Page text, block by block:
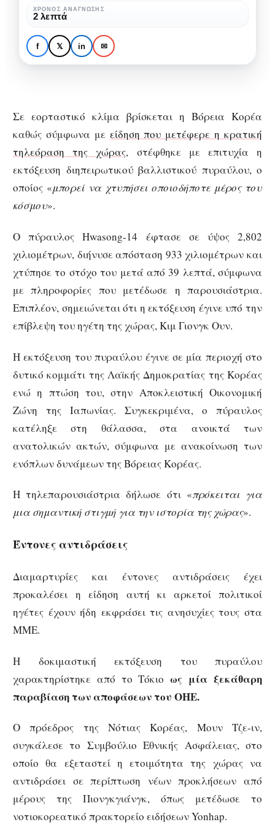
ΧΩΡΊΣ ΚΑΤΗΓΟΡΊΑ
Πανηγυρισμοί στη
Βόρεια Κορέα λόγω
επιτυχούς εκτόξευσης
λόγω
επιτυχούς
εκτόξευσης
πυραύλου
ΧΡΌΝΟΣ ΑΝΆΓΝΩΣΗΣ
2 λεπτά
f 𝕏 in ✉
Σε εορταστικό κλίμα βρίσκεται η Βόρεια Κορέα
καθώς σύμφωνα με είδηση που μετέφερε η κρατική
τηλεόραση της χώρας, στέφθηκε με επιτυχία η
εκτόξευση διηπειρωτικού βαλλιστικού πυραύλου, ο
οποίος «μπορεί να χτυπήσει οποιοδήποτε μέρος του
κόσμου».
Ο πύραυλος Hwasong-14 έφτασε σε ύψος 2,802
χιλιομέτρων, διήνυσε απόσταση 933 χιλιομέτρων και
χτύπησε το στόχο του μετά από 39 λεπτά, σύμφωνα
με πληροφορίες που μετέδωσε η παρουσιάστρια.
Επιπλέον, σημειώνεται ότι η εκτόξευση έγινε υπό την
επίβλεψη του ηγέτη της χώρας, Κιμ Γιονγκ Ουν.
Η εκτόξευση του πυραύλου έγινε σε μία περιοχή στο
δυτικό κομμάτι της Λαϊκής Δημοκρατίας της Κορέας
ενώ η πτώση του, στην Αποκλειστική Οικονομική
Ζώνη της Ιαπωνίας. Συγκεκριμένα, ο πύραυλος
κατέληξε στη θάλασσα, στα ανοικτά των
ανατολικών ακτών, σύμφωνα με ανακοίνωση των
ενόπλων δυνάμεων της Βόρειας Κορέας.
Η τηλεπαρουσιάστρια δήλωσε ότι «πρόκειται για
μια σημαντική στιγμή για την ιστορία της χώρας».
Έντονες αντιδράσεις
Διαμαρτυρίες και έντονες αντιδράσεις έχει
προκαλέσει η είδηση αυτή κι αρκετοί πολιτικοί
ηγέτες έχουν ήδη εκφράσει τις ανησυχίες τους στα
ΜΜΕ.
Η δοκιμαστική εκτόξευση του πυραύλου
χαρακτηρίστηκε από το Τόκιοως μία ξεκάθαρη
παραβίαση των αποφάσεων του ΟΗΕ.
Ο πρόεδρος της Νότιας Κορέας, Μουν Τζε-ιν,
συγκάλεσε το Συμβούλιο Εθνικής Ασφάλειας, στο
οποίο θα εξεταστεί η ετοιμότητα της χώρας να
αντιδράσει σε περίπτωση νέων προκλήσεων από
μέρους της Πιονγκγιάνγκ, όπως μετέδωσε το
νοτιοκορεατικό πρακτορείο ειδήσεων Yonhap.